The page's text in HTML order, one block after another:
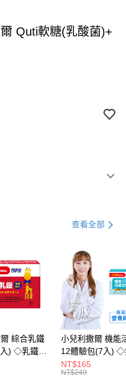
Quti軟糖(乳酸菌)+
查看全部
綜合乳鐵
) ◇乳鐵蛋
白+DHA藻
豆卵磷脂 成
小兒利撒爾 機能
12體驗包(7入) ◇
糖添加◇
NT$165
NT$249